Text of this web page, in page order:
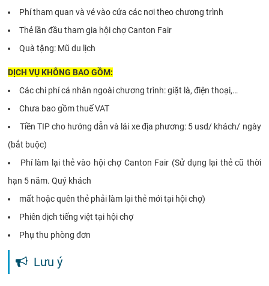
Phí tham quan và vé vào cửa các nơi theo chương trình
Thẻ lần đầu tham gia hội chợ Canton Fair
Quà tặng: Mũ du lịch
DỊCH VỤ KHÔNG BAO GỒM:
Các chi phí cá nhân ngoài chương trình: giặt là, điện thoại,…
Chưa bao gồm thuế VAT
Tiền TIP cho hướng dẫn và lái xe địa phương: 5 usd/ khách/ ngày
(bắt buộc)
Phí làm lại thẻ vào hội chợ Canton Fair (Sử dụng lại thẻ cũ thời
hạn 5 năm. Quý khách
mất hoặc quên thẻ phải làm lại thẻ mới tại hội chợ)
Phiên dịch tiếng việt tại hội chợ
Phụ thu phòng đơn
Lưu ý